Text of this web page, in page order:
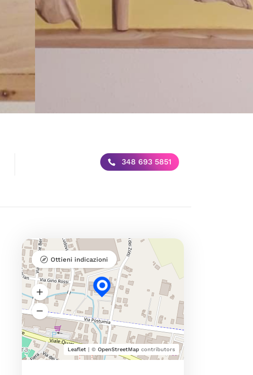
348 693 5851
Leaflet| © OpenStreetMapcontributors
Ottieni indicazioni